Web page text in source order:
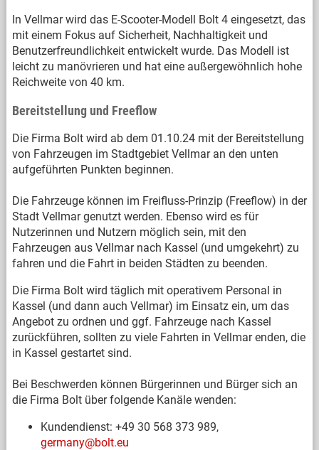
In Vellmar wird das E-Scooter-Modell Bolt 4 eingesetzt, das
mit einem Fokus auf Sicherheit, Nachhaltigkeit und
Benutzerfreundlichkeit entwickelt wurde. Das Modell ist
leicht zu manövrieren und hat eine außergewöhnlich hohe
Reichweite von 40 km.
Bereitstellung und Freeflow
Die Firma Bolt wird ab dem 01.10.24 mit der Bereitstellung
von Fahrzeugen im Stadtgebiet Vellmar an den unten
aufgeführten Punkten beginnen.
Die Fahrzeuge können im Freifluss-Prinzip (Freeflow) in der
Stadt Vellmar genutzt werden. Ebenso wird es für
Nutzerinnen und Nutzern möglich sein, mit den
Fahrzeugen aus Vellmar nach Kassel (und umgekehrt) zu
fahren und die Fahrt in beiden Städten zu beenden.
Die Firma Bolt wird täglich mit operativem Personal in
Kassel (und dann auch Vellmar) im Einsatz ein, um das
Angebot zu ordnen und ggf. Fahrzeuge nach Kassel
zurückführen, sollten zu viele Fahrten in Vellmar enden, die
in Kassel gestartet sind.
Bei Beschwerden können Bürgerinnen und Bürger sich an
die Firma Bolt über folgende Kanäle wenden:
Kundendienst: +49 30 568 373 989,
germany@bolt.eu